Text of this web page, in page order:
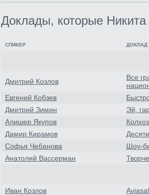
Доклады, которые Никита
СПИКЕР ДОКЛАД
Дмитрий Козлов
Все
Евгений Кобзев
Дмитрий Зимин
Эй,
Алишер Якупов
Дамир Кирамов
Софья Чебанова
Шоу-
Анатолий Вассерман
Иван Козлов